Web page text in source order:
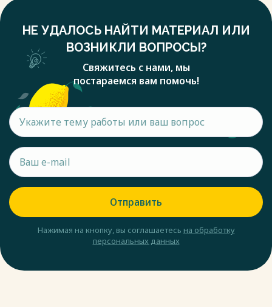
Ограниченной является возможность въезда в страну
административной ответственности, судимы или
депортированы. Как было отмечено в Указе Президента
России от 13 октября 2012 г. № 622 [9], миграционное
законодательство Российской Федерации не в полной
мере соответствует настоящим и будущим потребностям
экономического, социального и демографического
развития, интересам работодателей и российского
общества в целом. Оно ориентировано на привлечение
временных иностранных работников и не содержит мер,
способствующих переезду на постоянное место
жительства, адаптации и интеграции мигрантов.
Причиной этому стало преобладавшая политика,
направленная в основном на ограничение миграционных
процессов и государственный контроль в данной сфер,
несмотря на то, что такая политика противоречила не
общества и государства, но и основным принципам
Конституции Российской Федерации.
аспекты социальной работы с мигрантами регулируются
НЕ УДАЛОСЬ НАЙТИ МАТЕРИАЛ ИЛИ
ВОЗНИКЛИ ВОПРОСЫ?
Свяжитесь с нами, мы
постараемся вам помочь!
Отправить
Нажимая на кнопку, вы соглашаетесь на обработку
персональных данных